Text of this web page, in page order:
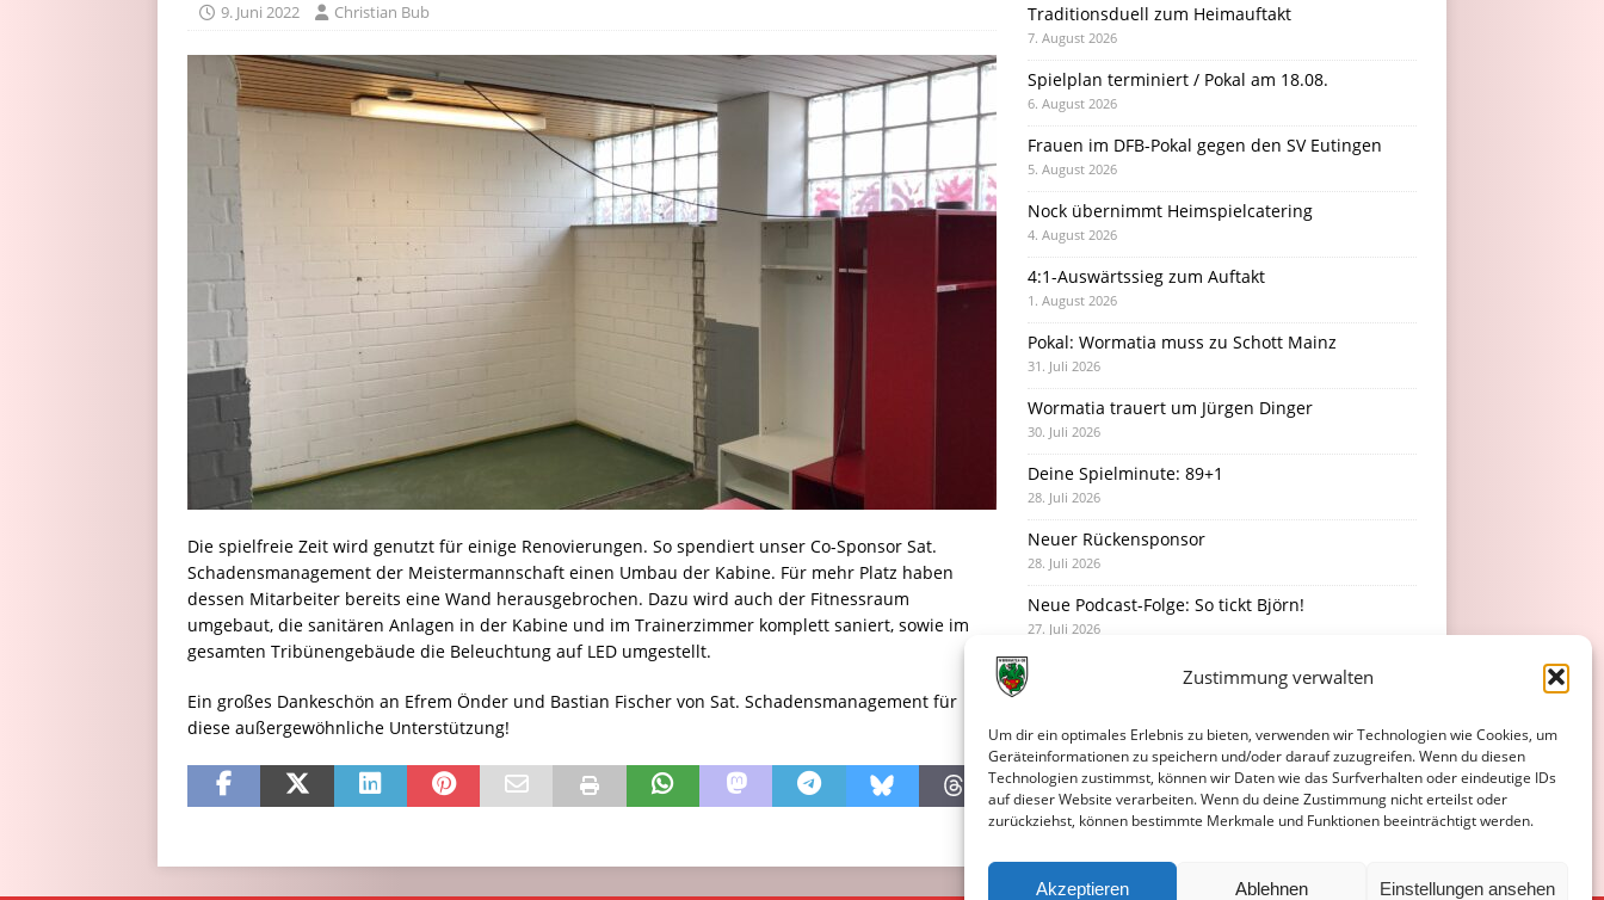
Zustimmung verwalten
Um dir ein optimales Erlebnis zu bieten, verwenden wir Technologien wie Cookies, um
Geräteinformationen zu speichern und/oder darauf zuzugreifen. Wenn du diesen
Technologien zustimmst, können wir Daten wie das Surfverhalten oder eindeutige IDs
auf dieser Website verarbeiten. Wenn du deine Zustimmung nicht erteilst oder
zurückziehst, können bestimmte Merkmale und Funktionen beeinträchtigt werden.
Akzeptieren Ablehnen Einstellungen ansehen
9. Juni 2022 Christian Bub
Die spielfreie Zeit wird genutzt für einige Renovierungen. So spendiert unser Co-Sponsor Sat.
Schadensmanagement der Meistermannschaft einen Umbau der Kabine. Für mehr Platz haben
dessen Mitarbeiter bereits eine Wand herausgebrochen. Dazu wird auch der Fitnessraum
umgebaut, die sanitären Anlagen in der Kabine und im Trainerzimmer komplett saniert, sowie im
gesamten Tribünengebäude die Beleuchtung auf LED umgestellt.
Ein großes Dankeschön an Efrem Önder und Bastian Fischer von Sat. Schadensmanagement für
diese außergewöhnliche Unterstützung!
Traditionsduell zum Heimauftakt
7. August 2026
Spielplan terminiert / Pokal am 18.08.
6. August 2026
Frauen im DFB-Pokal gegen den SV Eutingen
5. August 2026
Nock übernimmt Heimspielcatering
4. August 2026
4:1-Auswärtssieg zum Auftakt
1. August 2026
Pokal: Wormatia muss zu Schott Mainz
31. Juli 2026
Wormatia trauert um Jürgen Dinger
30. Juli 2026
Deine Spielminute: 89+1
28. Juli 2026
Neuer Rückensponsor
28. Juli 2026
Neue Podcast-Folge: So tickt Björn!
27. Juli 2026